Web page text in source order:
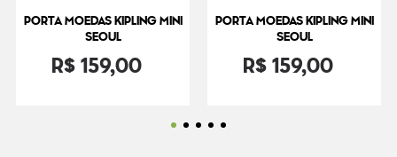
PORTA MOEDAS KIPLING MINI
SEOUL
R$159,00
PORTA MOEDAS KIPLING MINI
SEOUL
R$159,00